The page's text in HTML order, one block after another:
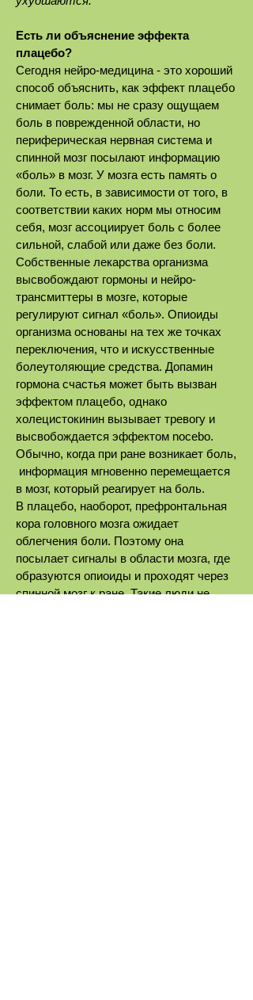
Есть ли объяснение эффекта
плацебо?
Сегодня нейро-медицина - это хороший
способ объяснить, как эффект плацебо
снимает боль: мы не сразу ощущаем
боль в поврежденной области, но
периферическая нервная система и
спинной мозг посылают информацию
«боль» в мозг. У мозга есть память о
боли. То есть, в зависимости от того, в
соответствии каких норм мы относим
себя, мозг ассоциирует боль с более
сильной, слабой или даже без боли.
Собственные лекарства организма
высвобождают гормоны и нейро-
трансмиттеры в мозге, которые
регулируют сигнал «боль». Опиоиды
организма основаны на тех же точках
переключения, что и искусственные
болеутоляющие средства. Допамин
гормона счастья может быть вызван
эффектом плацебо, однако
холецистокинин вызывает тревогу и
высвобождается эффектом nocebo.
Обычно, когда при ране возникает боль,
информация мгновенно перемещается
в мозг, который реагирует на боль.
В плацебо, наоборот, префронтальная
кора головного мозга ожидает
облегчения боли. Поэтому она
посылает сигналы в области мозга, где
образуются опиоиды и проходят через
спинной мозг к ране. Такие люди не